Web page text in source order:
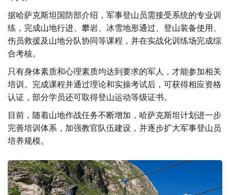
据哈萨克斯坦国防部介绍，军事登山员需接受系统的专业训
练，完成山地行进、攀岩、冰雪地形通过、登山装备使用、
伤员救援及山地分队协同等课程，并在实战化训练场完成综
合考核。
只有身体素质和心理素质均达到要求的军人，才能参加相关
培训。完成课程并通过理论和实操考试后，可获得相应资格
认证，部分学员还可取得登山运动等级证书。
目前，随着山地作战任务不断增加，哈萨克斯坦计划进一步
完善培训体系，加强教官队伍建设，并逐步扩大军事登山员
培养规模。